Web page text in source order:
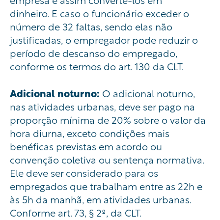
dinheiro. E caso o funcionário exceder o
número de 32 faltas, sendo elas não
justificadas, o empregador pode reduzir o
período de descanso do empregado,
conforme os termos do art. 130 da CLT.
Adicional noturno: O adicional noturno,
nas atividades urbanas, deve ser pago na
proporção mínima de 20% sobre o valor da
hora diurna, exceto condições mais
benéficas previstas em acordo ou
convenção coletiva ou sentença normativa.
Ele deve ser considerado para os
empregados que trabalham entre as 22h e
às 5h da manhã, em atividades urbanas.
Conforme art. 73, § 2º, da CLT.